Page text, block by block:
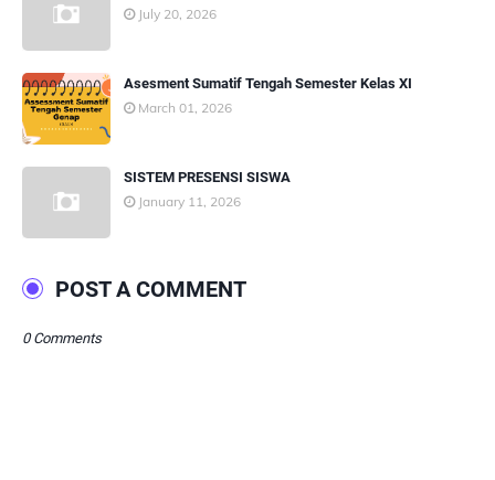
July 20, 2026
Asesment Sumatif Tengah Semester Kelas XI
March 01, 2026
SISTEM PRESENSI SISWA
January 11, 2026
POST A COMMENT
0 Comments